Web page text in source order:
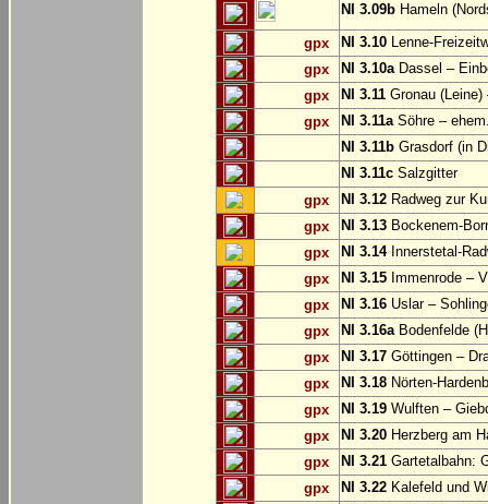
NI 3.09b Hameln
gpx NI 3.10 Lenne-
gpx
NI 3.10aDassel –
gpx
NI 3.11 Gronau
gpx
NI 3.11aSöhre –
NI 3.11b Grasdorf (in
NI 3.11c Salzgitter
gpx
NI 3.12 Radweg zur
gpx
NI 3.13 Bockenem-
gpx
NI 3.14Innerstetal-
gpx
NI 3.15 Immenrode –
gpx
NI 3.16 Uslar –
gpx
NI 3.16aBodenfelde
gpx
NI 3.17 Göttingen –
gpx
NI 3.18 Nörten-
gpx
NI 3.19 Wulften –
gpx
NI 3.20 Herzberg am
gpx
NI 3.21 Gartetalbahn:
gpx
NI 3.22 Kalefeld und